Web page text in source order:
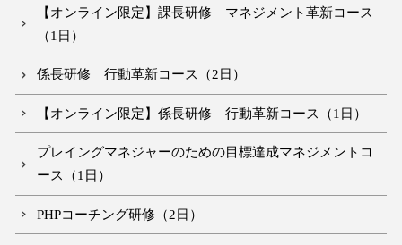
【オンライン限定】課長研修 マネジメント革新コース
（1日）
係長研修 行動革新コース（2日）
【オンライン限定】係長研修 行動革新コース（1日）
プレイングマネジャーのための目標達成マネジメントコ
ース（1日）
PHPコーチング研修（2日）